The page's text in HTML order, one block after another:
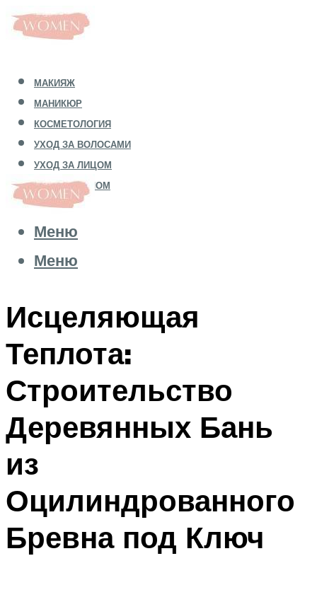
МАКИЯЖ
МАНИКЮР
КОСМЕТОЛОГИЯ
УХОД ЗА ВОЛОСАМИ
УХОД ЗА ЛИЦОМ
УХОД ЗА ТЕЛОМ
Меню
Меню
Исцеляющая
Теплота:
Строительство
Деревянных Бань
из
Оцилиндрованного
Бревна под Ключ